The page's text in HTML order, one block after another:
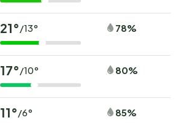
21°/13° 78%
17°/10° 80%
11°/6° 85%